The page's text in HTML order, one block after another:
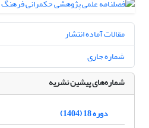
مقالات آماده انتشار
شماره جاری
شماره‌های پیشین نشریه
دوره 18 (1404)